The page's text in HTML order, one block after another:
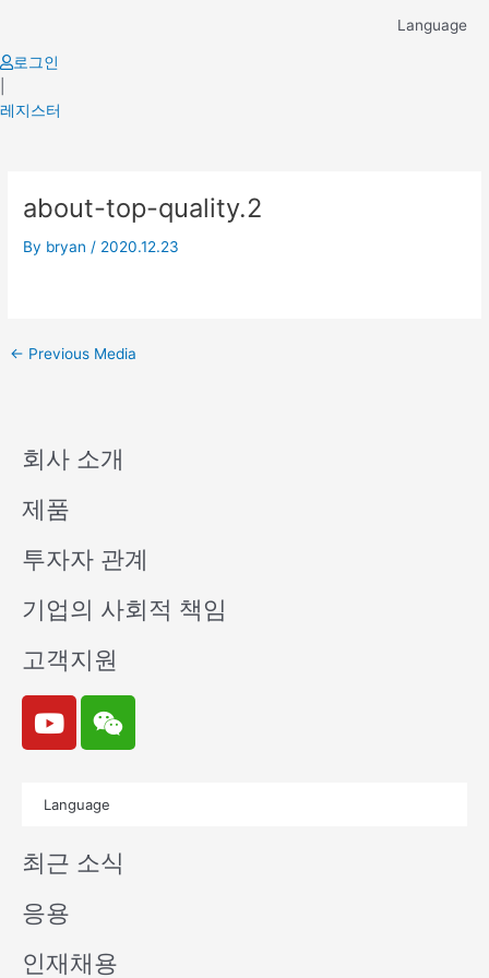
content
Language
로그인
레지스터
about-top-quality.2
By bryan / 2020.12.23
navigation
← Previous Media
회사 소개
제품
투자자 관계
기업의 사회적 책임
고객지원
Y
o
u
e
W
e
i
n
Language
최근 소식
응용
인재채용